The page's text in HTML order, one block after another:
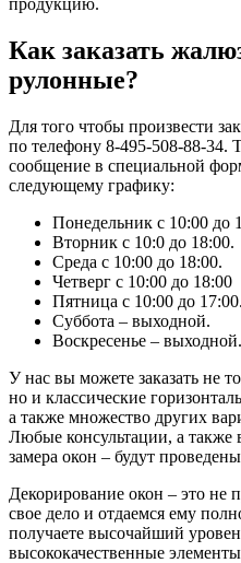
Как заказать
рулонные?
Для того чтобы произвести
по телефону 8-495-508-88-34.
сообщение в специальной
следующему графику:
Понедельник с 10:00 до
Вторник с 10:0 до 18:00.
Среда с 10:00 до 18:00.
Четверг с 10:00 до 18:00
Пятница с 10:00 до 17:00.
Суббота – выходной.
Воскресенье – выходной.
У нас вы можете заказать не
но и классические
а также множество других
Любые консультации, а также
замера окон – будут
Декорирование окон – это
свое дело и отдаемся ему
получаете высочайший
высококачественные